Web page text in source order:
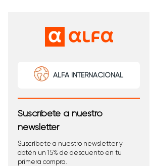
ALFA INTERNACIONAL
Suscríbete a nuestro
newsletter
Suscríbete a nuestro newsletter y
obtén un 15% de descuento en tu
primera compra.